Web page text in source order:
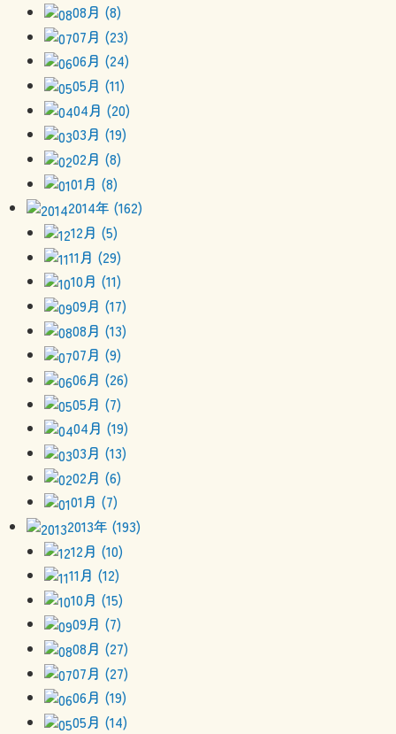
08月 (8)
07月 (23)
06月 (24)
05月 (11)
04月 (20)
03月 (19)
02月 (8)
01月 (8)
2014年 (162)
12月 (5)
11月 (29)
10月 (11)
09月 (17)
08月 (13)
07月 (9)
06月 (26)
05月 (7)
04月 (19)
03月 (13)
02月 (6)
01月 (7)
2013年 (193)
12月 (10)
11月 (12)
10月 (15)
09月 (7)
08月 (27)
07月 (27)
06月 (19)
05月 (14)